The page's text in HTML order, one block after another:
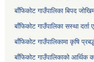
बाँफिकोट गाउँपालिका बिपद
बाँफिकोट गाउँपालिका सस्था
बाँफिकोट गाउँपालिकामा कृषि
बाँफिकोट गाउँपालिकाकाे आर्थिक